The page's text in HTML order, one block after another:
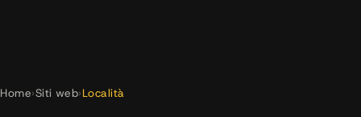
Home›Siti web›Località